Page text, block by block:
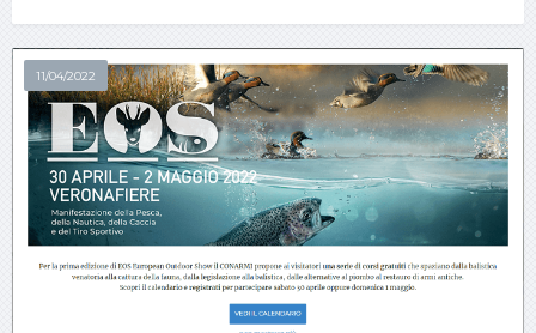
11/04/2022